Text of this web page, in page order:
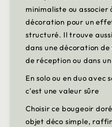
minimaliste ou
décoration pour un
structuré. Il trouve
dans une décoration
de réception ou dans
En solo ou en duo avec
c'est une valeur sûre
Choisir ce bougeoir
objet déco simple,